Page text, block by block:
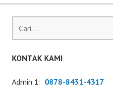
untuk:
KONTAK KAMI
Admin 1: 0878-8431-4317